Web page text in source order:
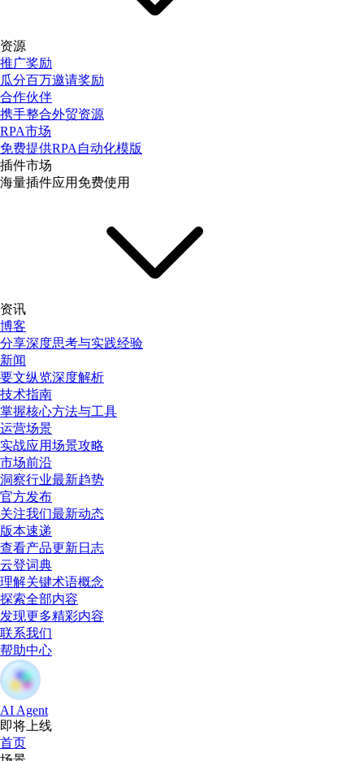
资源
推广奖励
瓜分百万邀请奖励
合作伙伴
携手整合外贸资源
RPA市场
免费提供RPA自动化模版
插件市场
海量插件应用免费使用
资讯
博客
分享深度思考与实践经验
新闻
要文纵览深度解析
技术指南
掌握核心方法与工具
运营场景
实战应用场景攻略
市场前沿
洞察行业最新趋势
官方发布
关注我们最新动态
版本速递
查看产品更新日志
云登词典
理解关键术语概念
探索全部内容
发现更多精彩内容
联系我们
帮助中心
AI Agent
即将上线
首页